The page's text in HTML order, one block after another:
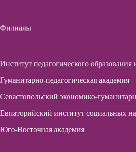
Филиалы
Институт педагогического
Гуманитарно-педагогическая академия
Севастопольский экономико-
Евпаторийский институт социальных
Юго-Восточная академия